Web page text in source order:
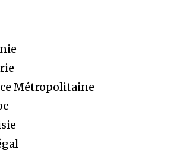
Métropolitaine